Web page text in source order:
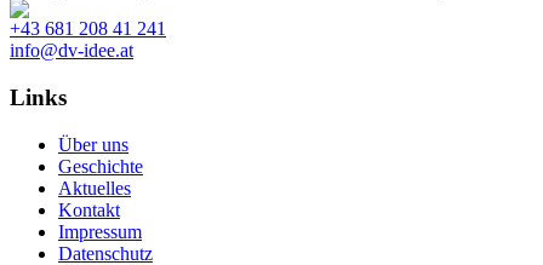
+43 681 208 41 241
info@dv-idee.at
Links
Über uns
Geschichte
Aktuelles
Kontakt
Impressum
Datenschutz